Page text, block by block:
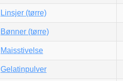
Linsjer (tørre)
Bønner (tørre)
Maisstivelse
Gelatinpulver